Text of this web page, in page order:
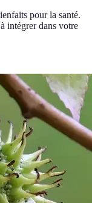
pour la santé.
intégrer dans votre